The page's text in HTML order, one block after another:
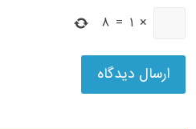
×
1
=
8